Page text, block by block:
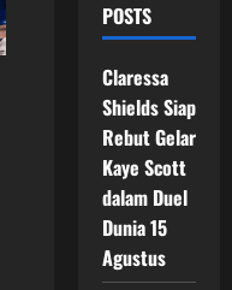
POSTS
Claressa
Shields Siap
Rebut Gelar
Kaye Scott
dalam Duel
Dunia 15
Agustus